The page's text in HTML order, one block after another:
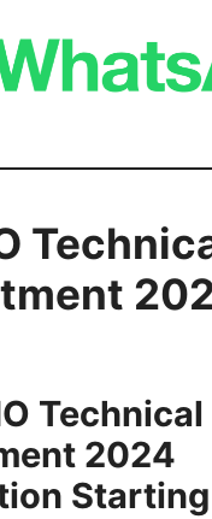
Technical
2024
Starting